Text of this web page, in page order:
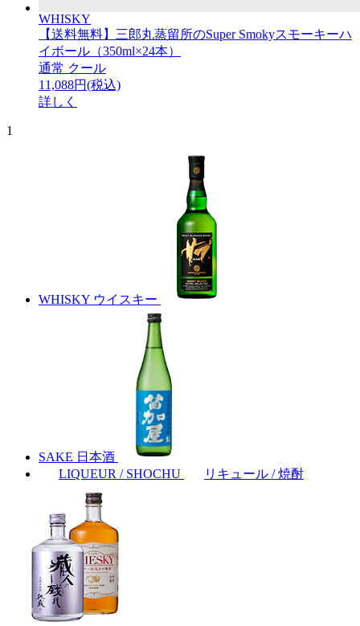
WHISKY
【送料無料】三郎丸蒸留所のSuper Smokyスモーキーハ
イボール（350ml×24本）
通常 クール
11,088円(税込)
詳しく
1
WHISKY ウイスキー
SAKE 日本酒
LIQUEUR / SHOCHU
リキュール / 焼酎